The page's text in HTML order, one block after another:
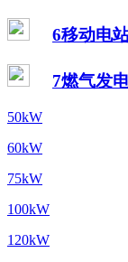
6移动电
7燃气发
50kW
60kW
75kW
100kW
120kW